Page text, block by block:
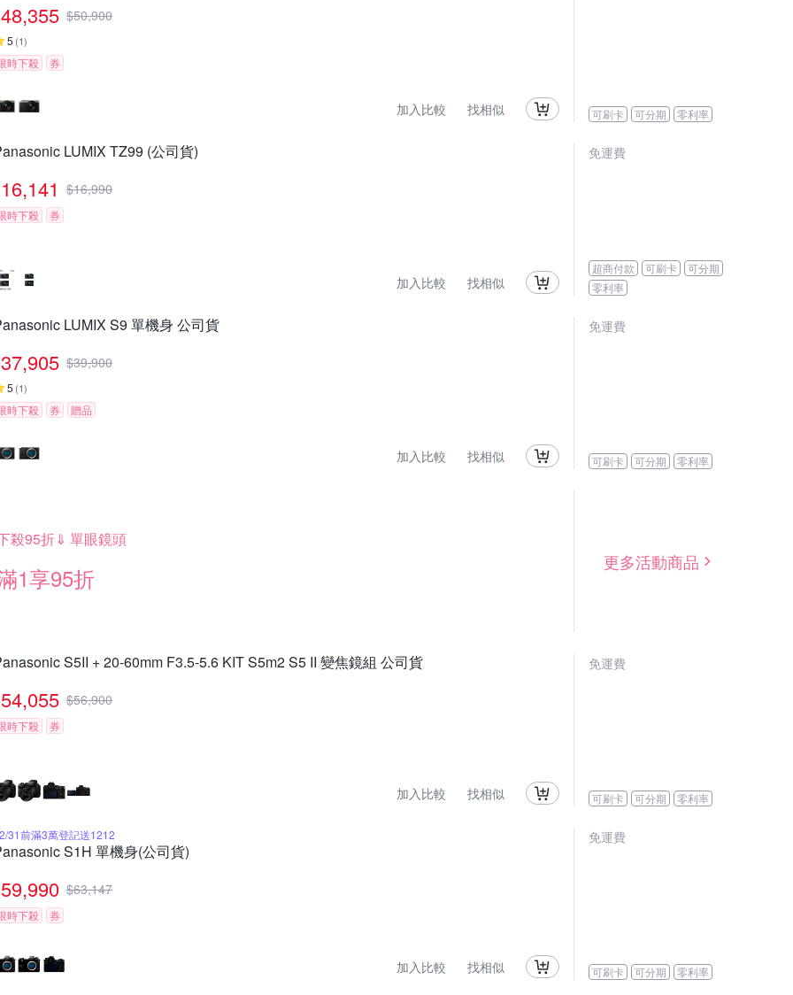
48,355 $50,900
5 (1)
時下殺 券
加入比較 找相似 可刷卡 可分期 零利率
LUMIX TZ99 (公司貨)
16,141 $16,990
時下殺 券
加入比較 找相似
免運費
超商付款 可刷卡
可分期
零利率
LUMIX S9 單機身 公司貨
37,905 $39,900
5 (1)
時下殺 券 贈品
加入比較 找相似
免運費
可刷卡 可分期 零利率
殺95折⇓ 單眼鏡頭
1享95折
更多活動商品
S5II + 20-60mm F3.5-5.6 KIT S5m2 S5 II 變焦鏡組 公司貨
54,055 $56,900
時下殺 券
加入比較 找相似
免運費
可刷卡 可分期 零利率
31前滿3萬登記送1212
S1H 單機身(公司貨)
59,990 $63,147
時下殺 券
加入比較 找相似
免運費
可刷卡 可分期 零利率